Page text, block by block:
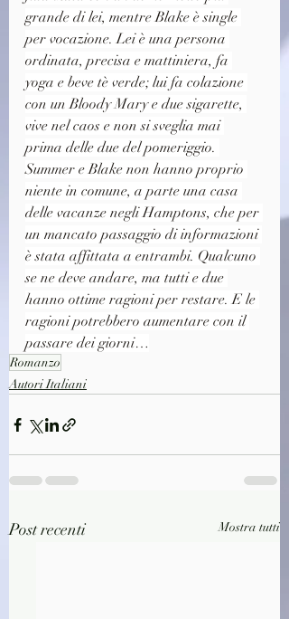
grande di lei, mentre Blake è single
per vocazione. Lei è una persona
ordinata, precisa e mattiniera, fa
yoga e beve tè verde; lui fa colazione
con un Bloody Mary e due sigarette,
vive nel caos e non si sveglia mai
prima delle due del pomeriggio.
Summer e Blake non hanno proprio
niente in comune, a parte una casa
delle vacanze negli Hamptons, che per
un mancato passaggio di informazioni
è stata affittata a entrambi. Qualcuno
se ne deve andare, ma tutti e due
hanno ottime ragioni per restare. E le
ragioni potrebbero aumentare con il
passare dei giorni…
Romanzo
Autori Italiani
Post recenti Mostra tutti